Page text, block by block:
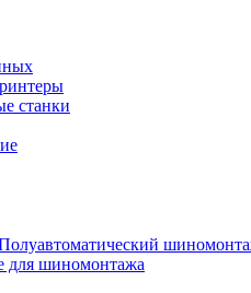
станки
для шиномонтажа